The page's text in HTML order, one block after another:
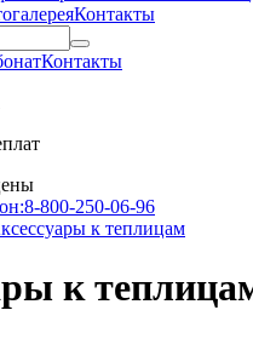
Контакты
Контакты
8-800-250-06-96
к теплицам
к